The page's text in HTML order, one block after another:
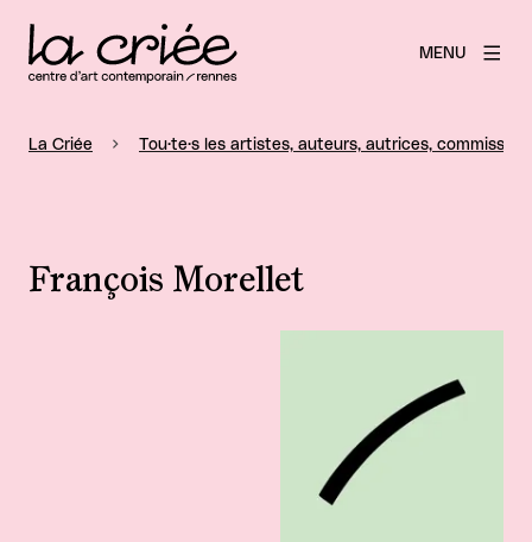
MENU
La Criée Tou·te·s les artistes, auteurs, autrices,
François Morellet